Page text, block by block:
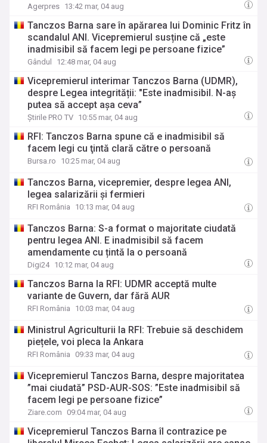
Agerpres 13:42 mar, 04 aug
Tanczos Barna sare în apărarea lui Dominic Fritz în
scandalul ANI. Vicepremierul susține că „este
inadmisibil să facem legi pe persoane fizice”
Gândul 12:48 mar, 04 aug
Vicepremierul interimar Tanczos Barna (UDMR),
despre Legea integrității: "Este inadmisibil. N-aş
putea să accept aşa ceva”
Știrile PRO TV 10:55 mar, 04 aug
RFI: Tanczos Barna spune că e inadmisibil să
facem legi cu ţintă clară către o persoană
Bursa.ro 10:25 mar, 04 aug
Tanczos Barna, vicepremier, despre legea ANI,
legea salarizării și fermieri
RFI România 10:13 mar, 04 aug
Tanczos Barna: S-a format o majoritate ciudată
pentru legea ANI. E inadmisibil să facem
amendamente cu țintă la o persoană
Digi24 10:12 mar, 04 aug
Tanczos Barna la RFI: UDMR acceptă multe
variante de Guvern, dar fără AUR
RFI România 10:03 mar, 04 aug
Ministrul Agriculturii la RFI: Trebuie să deschidem
piețele, voi pleca la Ankara
RFI România 09:33 mar, 04 aug
Vicepremierul Tanczos Barna, despre majoritatea
”mai ciudată” PSD-AUR-SOS: ”Este inadmisibil să
facem legi pe persoane fizice”
Ziare.com 09:04 mar, 04 aug
Vicepremierul Tanczos Barna îl contrazice pe